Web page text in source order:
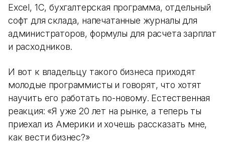
Excel, 1С, бухгалтерская программа, отдельный
софт для склада, напечатанные журналы для
администраторов, формулы для расчета зарплат
и расходников.
И вот к владельцу такого бизнеса приходят
молодые программисты и говорят, что хотят
научить его работать по-новому. Естественная
реакция: «Я уже 20 лет на рынке, а теперь ты
приехал из Америки и хочешь рассказать мне,
как вести бизнес?»